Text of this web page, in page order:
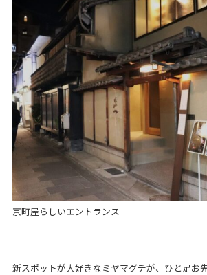
京町屋らしいエントランス
新スポットが大好きなミヤマグチが、ひと足お